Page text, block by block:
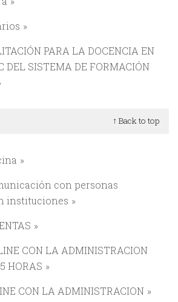
PARA LA DOCENCIA EN
DEL SISTEMA DE FORMACIÓN
↑ Back to top
con personas
instituciones
CON LA ADMINISTRACION
HORAS
CON LA ADMINISTRACION